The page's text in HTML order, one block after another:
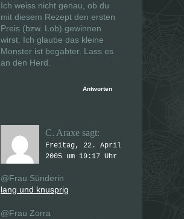
Ich weiss nicht genau, ob du
mit diesem Rezept den ersten
Preis (bzw. Lob) gewinnen
wirst. Ich glaube das kleine
Monster ist begabter. Lass es
an den Herd.
Antworten
C. Araxe sagt:
Freitag, 22. April
2005 um 19:17 Uhr
@Frau Sünderin
lang und knusprig
@Frau Zorra